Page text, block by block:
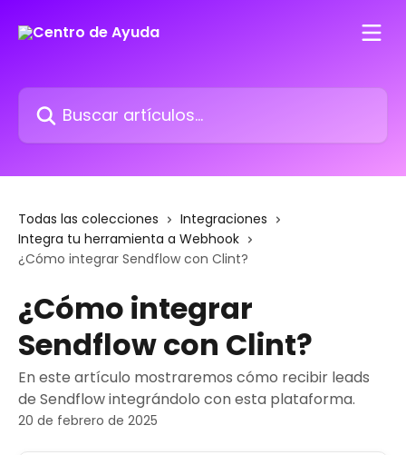
Buscar artículos...
Todas las colecciones
Integraciones
Integra tu herramienta a Webhook
¿Cómo integrar Sendflow con Clint?
¿Cómo integrar
Sendflow con Clint?
En este artículo mostraremos cómo recibir leads
de Sendflow integrándolo con esta plataforma.
20 de febrero de 2025